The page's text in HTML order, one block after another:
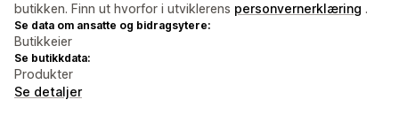
butikken. Finn ut hvorfor i utviklerens personvernerklæring .
Se data om ansatte og bidragsytere:
Butikkeier
Se butikkdata:
Produkter
Se detaljer